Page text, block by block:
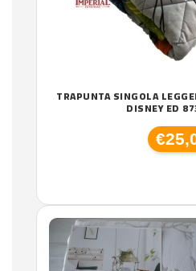
TRAPUNTA SINGOLA
DISNEY ED